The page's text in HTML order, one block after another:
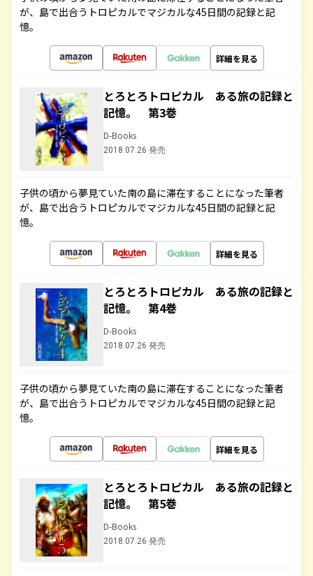
が、島で出合うトロピカルでマジカルな45日間の記録と記
憶。
詳細を見る
とろとろトロピカル ある旅の記録と
記憶。 第3巻
D-Books
2018.07.26 発売
子供の頃から夢見ていた南の島に滞在することになった筆者
が、島で出合うトロピカルでマジカルな45日間の記録と記
憶。
詳細を見る
とろとろトロピカル ある旅の記録と
記憶。 第4巻
D-Books
2018.07.26 発売
子供の頃から夢見ていた南の島に滞在することになった筆者
が、島で出合うトロピカルでマジカルな45日間の記録と記
憶。
詳細を見る
とろとろトロピカル ある旅の記録と
記憶。 第5巻
D-Books
2018.07.26 発売